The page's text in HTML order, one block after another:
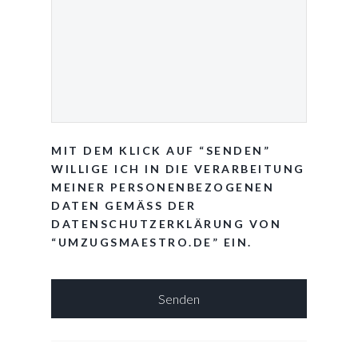
MIT DEM KLICK AUF “SENDEN”
WILLIGE ICH IN DIE VERARBEITUNG
MEINER PERSONENBEZOGENEN
DATEN GEMÄSS DER D
ATENSCHUTZERKLÄRUNG VON “
UMZUGSMAESTRO.DE” EIN.
Senden